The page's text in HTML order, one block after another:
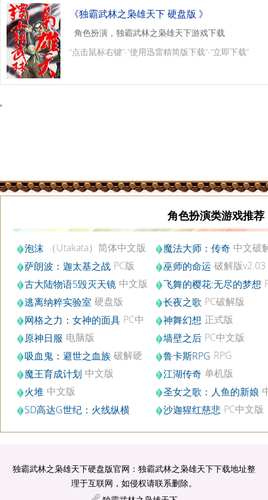
《独霸武林之枭雄天下 硬盘版 》
角色扮演，独霸武林之枭雄天下游戏下载
“点击鼠标右键”-“使用迅雷精简版下载”-“立即下载”
角色扮演类游戏推荐
泡沫 （Utakata）简体中文版 魔法大师：传奇 中文破
版
萨朗波：迦太基之战 PC版 巫师的命运 破解版v2.03
古大陆物语5毁灭天镜 中文版 飞舞的樱花:无尽的梦想
破解版v2.0
逃离纳粹实验室 硬盘版 长夜之歌 PC破解版
网格之力：女神的面具 PC中
文版
神舞幻想 正式版
原神日服 电脑版
1.2.0_1565149_1627898
墙壁之后 PC中文版
吸血鬼：避世之血族 破解硬
盘版
鲁卡斯RPG RPG
魔王育成计划 中文版 江湖传奇 单机版
火堆 中文版 圣女之歌：人鱼的新娘
文版
SD高达G世纪：火线纵横 沙迦猩红慈悲 PC中文版
独霸武林之枭雄天下硬盘版官网：独霸武林之枭雄天下下载地址整
理于互联网，如侵权请联系删除。